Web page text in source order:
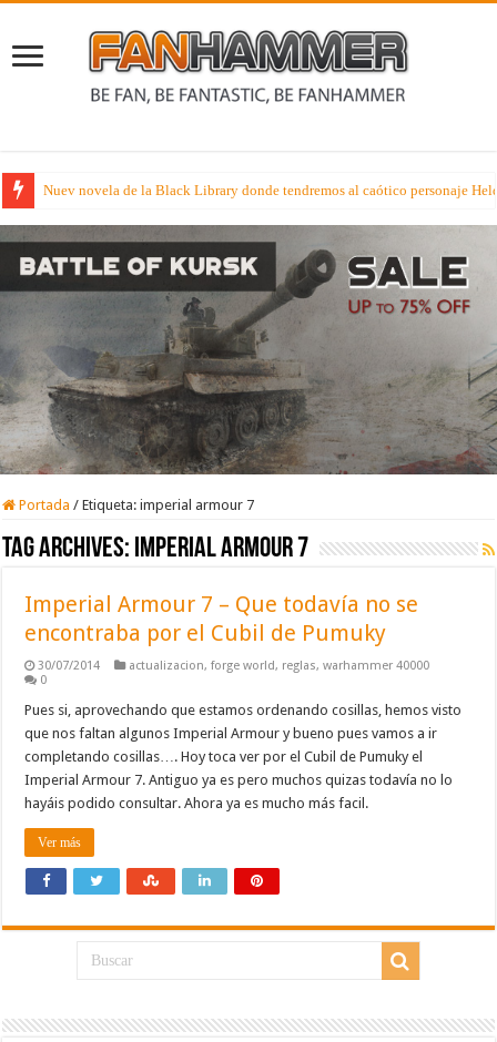
Nuev novela de la Black Library donde tendremos al caótico personaje
Portada / Etiqueta:imperial armour 7
Tag Archives: imperial armour 7
Imperial Armour 7 – Que todavía no se
encontraba por el Cubil de Pumuky
30/07/2014 actualizacion,forge world, reglas,warhammer 40000
0
Pues si, aprovechando que estamos ordenando cosillas, hemos visto
que nos faltan algunos Imperial Armour y bueno pues vamos a ir
completando cosillas…. Hoy toca ver por el Cubil de Pumuky el
Imperial Armour 7. Antiguo ya es pero muchos quizas todavía no lo
hayáis podido consultar. Ahora ya es mucho más facil.
Ver más